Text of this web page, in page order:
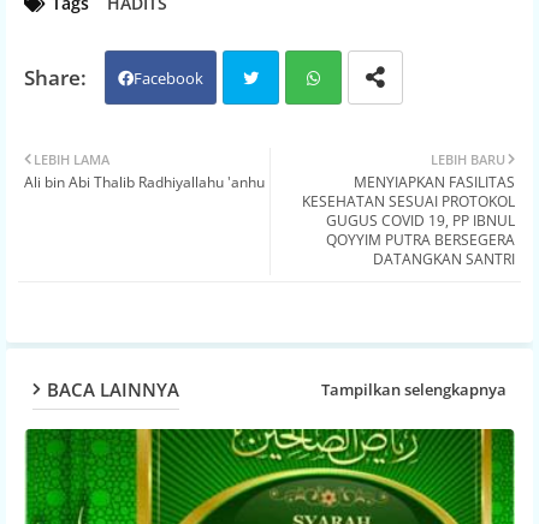
Facebook
ter
LEBIH BARU
MENYIAPKAN FASILITAS
KESEHATAN SESUAI PROTOKOL
GUGUS COVID 19, PP IBNUL
QOYYIM PUTRA BERSEGERA
DATANGKAN SANTRI
LEBIH LAMA
Ali bin Abi Thalib Radhiyallahu 'anhu
BACA LAINNYA Tampilkan selengkapnya